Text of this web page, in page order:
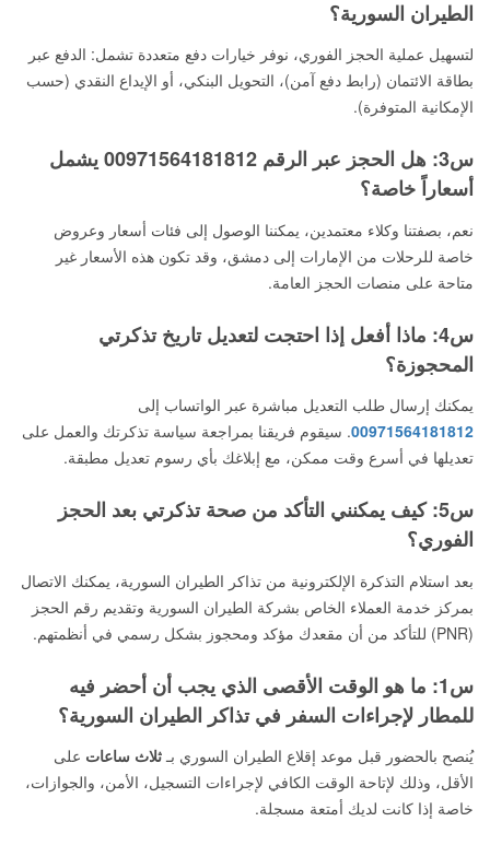
الطيران السورية؟
لتسهيل عملية الحجز الفوري، نوفر خيارات دفع متعددة تشمل: الدفع عبر
بطاقة الائتمان (رابط دفع آمن)، التحويل البنكي، أو الإيداع النقدي (حسب
الإمكانية المتوفرة).
س3: هل الحجز عبر الرقم 00971564181812 يشمل
أسعاراً خاصة؟
نعم، بصفتنا وكلاء معتمدين، يمكننا الوصول إلى فئات أسعار وعروض
خاصة للرحلات من الإمارات إلى دمشق، وقد تكون هذه الأسعار غير
متاحة على منصات الحجز العامة.
س4: ماذا أفعل إذا احتجت لتعديل تاريخ تذكرتي
المحجوزة؟
يمكنك إرسال طلب التعديل مباشرة عبر الواتساب إلى
00971564181812. سيقوم فريقنا بمراجعة سياسة تذكرتك والعمل على
تعديلها في أسرع وقت ممكن، مع إبلاغك بأي رسوم تعديل مطبقة.
س5: كيف يمكنني التأكد من صحة تذكرتي بعد الحجز
الفوري؟
بعد استلام التذكرة الإلكترونية من تذاكر الطيران السورية، يمكنك الاتصال
بمركز خدمة العملاء الخاص بشركة الطيران السورية وتقديم رقم الحجز
(PNR) للتأكد من أن مقعدك مؤكد ومحجوز بشكل رسمي في أنظمتهم.
س1: ما هو الوقت الأقصى الذي يجب أن أحضر فيه
للمطار لإجراءات السفر في تذاكر الطيران السورية؟
يُنصح بالحضور قبل موعد إقلاع الطيران السوري بـثلاث ساعات على
الأقل، وذلك لإتاحة الوقت الكافي لإجراءات التسجيل، الأمن، والجوازات،
خاصة إذا كانت لديك أمتعة مسجلة.